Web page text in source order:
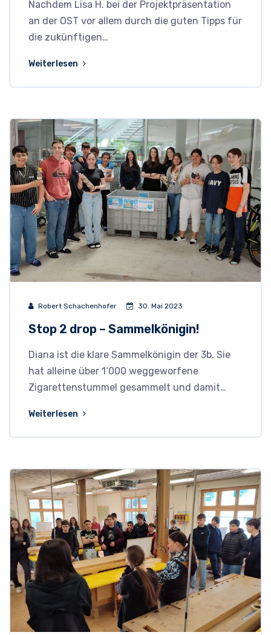
Nachdem Lisa H. bei der Projektpräsentation
an der OST vor allem durch die guten Tipps für
die zukünftigen…
Weiterlesen
Robert Schachenhofer 30. Mai 2023
Stop 2 drop – Sammelkönigin!
Diana ist die klare Sammelkönigin der 3b. Sie
hat alleine über 1‘000 weggeworfene
Zigarettenstummel gesammelt und damit…
Weiterlesen